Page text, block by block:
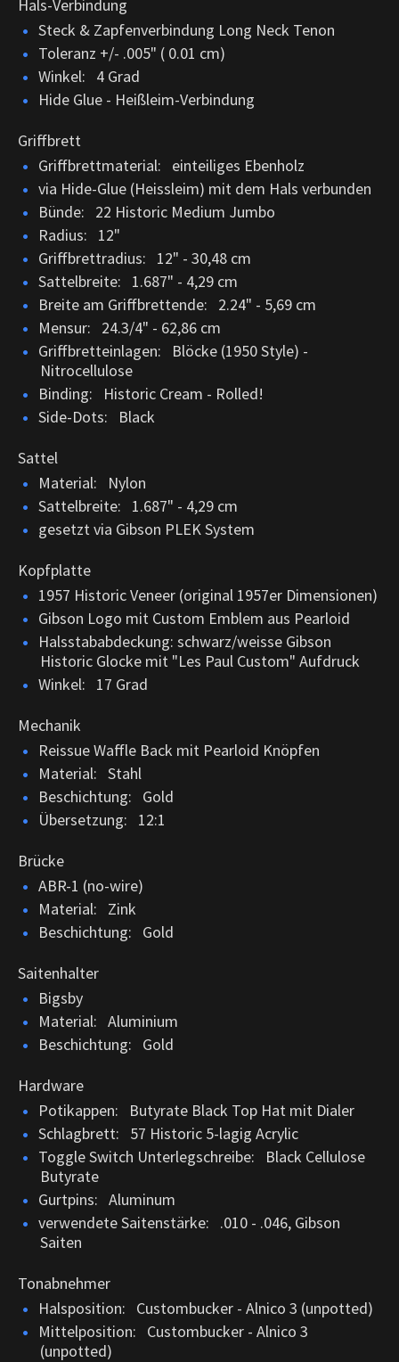
Hals-Verbindung
Steck & Zapfenverbindung Long Neck Tenon
Toleranz +/- .005" ( 0.01 cm)
Winkel: 4 Grad
Hide Glue - Heißleim-Verbindung
Griffbrett
Griffbrettmaterial: einteiliges Ebenholz
via Hide-Glue (Heissleim) mit dem Hals verbunden
Bünde: 22 Historic Medium Jumbo
Radius: 12"
Griffbrettradius: 12" - 30,48 cm
Sattelbreite: 1.687" - 4,29 cm
Breite am Griffbrettende: 2.24" - 5,69 cm
Mensur: 24.3/4" - 62,86 cm
Griffbretteinlagen: Blöcke (1950 Style) -
Nitrocellulose
Binding: Historic Cream - Rolled!
Side-Dots: Black
Sattel
Material: Nylon
Sattelbreite: 1.687" - 4,29 cm
gesetzt via Gibson PLEK System
Kopfplatte
1957 Historic Veneer (original 1957er Dimensionen)
Gibson Logo mit Custom Emblem aus Pearloid
Halsstababdeckung: schwarz/weisse Gibson
Historic Glocke mit "Les Paul Custom" Aufdruck
Winkel: 17 Grad
Mechanik
Reissue Waffle Back mit Pearloid Knöpfen
Material: Stahl
Beschichtung: Gold
Übersetzung: 12:1
Brücke
ABR-1 (no-wire)
Material: Zink
Beschichtung: Gold
Saitenhalter
Bigsby
Material: Aluminium
Beschichtung: Gold
Hardware
Potikappen: Butyrate Black Top Hat mit Dialer
Schlagbrett: 57 Historic 5-lagig Acrylic
Toggle Switch Unterlegschreibe: Black Cellulose
Butyrate
Gurtpins: Aluminum
verwendete Saitenstärke: .010 - .046, Gibson
Saiten
Tonabnehmer
Halsposition: Custombucker - Alnico 3 (unpotted)
Mittelposition: Custombucker - Alnico 3
(unpotted)